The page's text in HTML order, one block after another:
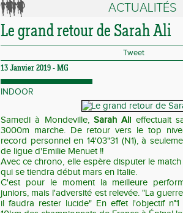
ACTUALITÉS
Le grand retour de Sarah Ali
Tweet
13 Janvier 2019 - MG
INDOOR
Samedi à Mondeville,Sarah Ali effectuait
3000m marche. De retour vers le top
record personnel en 14'03"31 (N1), à
de ligue d'Emilie Menuet !!
Avec ce chrono, elle espère disputer le
qui se tiendra début mars en Italie.
C'est pour le moment la meilleure
juniors, mais l'adversité est relevée. "La
il faudra rester lucide" En effet l'objectif